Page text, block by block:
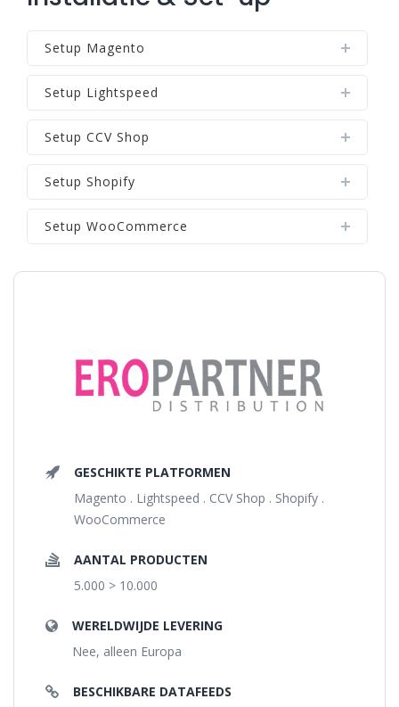
Setup Magento
Setup Lightspeed
Setup CCV Shop
Setup Shopify
Setup WooCommerce
GESCHIKTE PLATFORMEN
Magento . Lightspeed . CCV Shop . Shopify .
WooCommerce
AANTAL PRODUCTEN
5.000 > 10.000
WERELDWIJDE LEVERING
Nee, alleen Europa
BESCHIKBARE DATAFEEDS